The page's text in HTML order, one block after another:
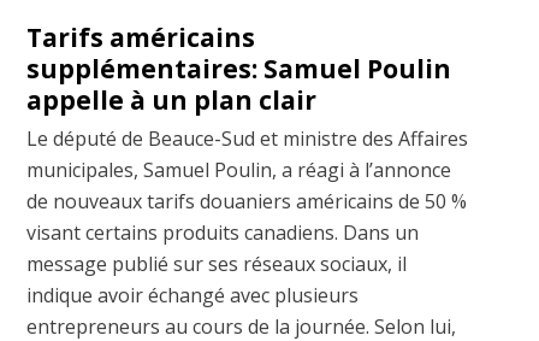
Tarifs américains
supplémentaires: Samuel Poulin
appelle à un plan clair
Le député de Beauce-Sud et ministre des Affaires
municipales, Samuel Poulin, a réagi à l’annonce
de nouveaux tarifs douaniers américains de 50 %
visant certains produits canadiens. Dans un
message publié sur ses réseaux sociaux, il
indique avoir échangé avec plusieurs
entrepreneurs au cours de la journée. Selon lui,